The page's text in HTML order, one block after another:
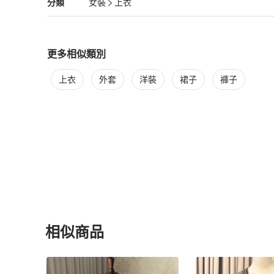
IG:@hidden_myprivate
FB:https://www.facebook.com/Hidden.MyPrivate/
分類 女裝
上衣
女裝/上衣推薦
更多相似類別
更多 女裝 相似商品推薦
上衣 外套 洋裝 裙子 褲子
相似商品
更多相似女裝推薦精品